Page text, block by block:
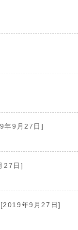
年9月27日]
27日]
[2019年9月27日]